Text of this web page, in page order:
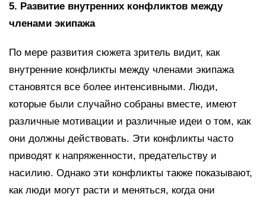
5. Развитие внутренних конфликтов между
членами экипажа
По мере развития сюжета зритель видит, как
внутренние конфликты между членами экипажа
становятся все более интенсивными. Люди,
которые были случайно собраны вместе, имеют
различные мотивации и различные идеи о том, как
они должны действовать. Эти конфликты часто
приводят к напряженности, предательству и
насилию. Однако эти конфликты также показывают,
как люди могут расти и меняться, когда они